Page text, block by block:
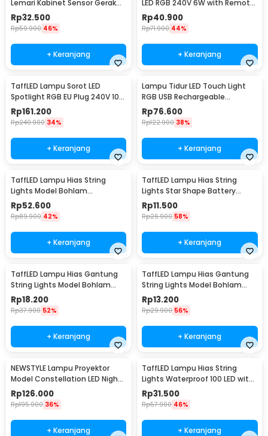
Lemari Kabinet Sensor Gerak
4.5W 1M - 2835
Rp32.500
Rp59.900 46%
+ Keranjang
LED RGB 240V 6W with Remote
Control - CY-LV-RG
Rp40.900
Rp71.900 44%
+ Keranjang
TaffLED Lampu Sorot LED
Spotlight RGB EU Plug 240V 10W
- L18RG
Rp161.200
Rp240.900 34%
+ Keranjang
Lampu Tidur LED Touch Light
RGB USB Rechargeable
1500mAh 5V 3W - F8-1
Rp76.600
Rp122.900 38%
+ Keranjang
TaffLED Lampu Hias String
Lights Model Bohlam
Waterproof 20 LED 5M - PD039
Rp52.600
Rp89.900 42%
+ Keranjang
TaffLED Lampu Hias String
Lights Star Shape Battery
Power 20 LED 3M - 2G11
Rp11.500
Rp26.900 58%
+ Keranjang
TaffLED Lampu Hias Gantung
String Lights Model Bohlam
Mini Waterproof 6M - ZYD0931
Rp18.200
Rp37.900 52%
+ Keranjang
TaffLED Lampu Hias Gantung
String Lights Model Bohlam
Mini Waterproof 3M - ZYD0931
Rp13.200
Rp29.900 56%
+ Keranjang
NEWSTYLE Lampu Proyektor
Model Constellation LED Night
Light 3W 5V - NL-USB
Rp126.000
Rp195.900 36%
+ Keranjang
TaffLED Lampu Hias String
Lights Waterproof 100 LED with
Solar Panel - M071
Rp31.500
Rp57.900 46%
+ Keranjang